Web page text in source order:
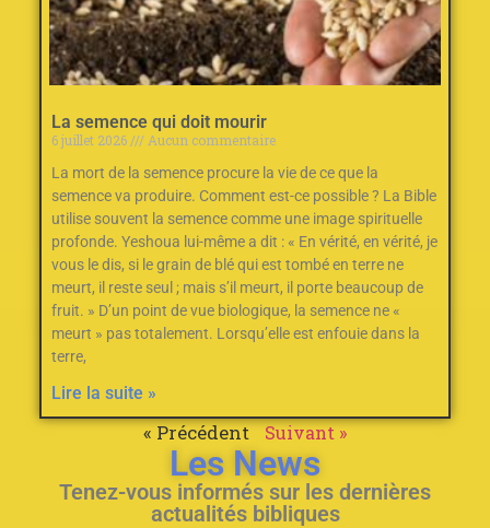
La semence qui doit mourir
6 juillet 2026
Aucun commentaire
La mort de la semence procure la vie de ce que la
semence va produire. Comment est-ce possible ? La Bible
utilise souvent la semence comme une image spirituelle
profonde. Yeshoua lui-même a dit : « En vérité, en vérité, je
vous le dis, si le grain de blé qui est tombé en terre ne
meurt, il reste seul ; mais s’il meurt, il porte beaucoup de
fruit. » D’un point de vue biologique, la semence ne «
meurt » pas totalement. Lorsqu’elle est enfouie dans la
terre,
Lire la suite »
« Précédent Suivant »
Les News
Tenez-vous informés sur les dernières
actualités bibliques